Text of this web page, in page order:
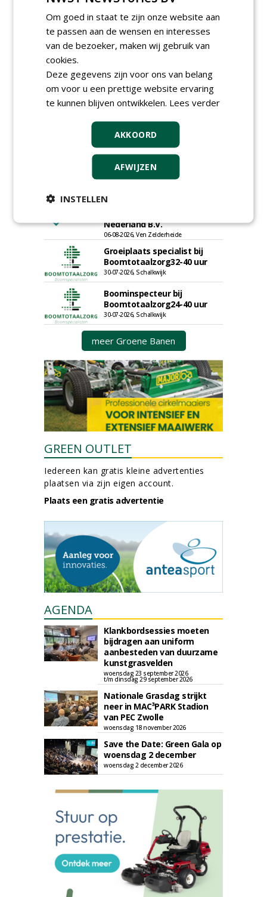
Kasmedewerker (fulltime) bij
DSV zaden Nederland B.V.
Realisatie
15-07-2026, Almere, Maastricht,
Oosterhout
Uitvoerder civiele techniek &
15-07-2026, Capelle a/d IJssel, Maastricht
Meewerkend Voorman
Sportvelden bij
Werkorganisatie BUCH
09-07-2026, Castricum en Uitgeest
magazijnmedewerker
Nederland B.V.
06-08-2026, Ven Zelderheide
Groeiplaats specialist bij
Boomtotaalzorg32-40 uur
30-07-2026, Schalkwijk
Boominspecteur bij
Boomtotaalzorg24-40 uur
30-07-2026, Schalkwijk
meer Groene Banen
GREEN OUTLET
Iedereen kan gratis kleine advertenties
plaatsen via zijn eigen account.
Plaats een gratis advertentie
AGENDA
Klankbordsessies moeten
bijdragen aan uniform
aanbesteden van duurzame
kunstgrasvelden
woensdag 23 september 2026
t/m dinsdag 29 september 2026
Nationale Grasdag strijkt
neer in MAC³PARK Stadion
van PEC Zwolle
woensdag 18 november 2026
Save the Date: Green Gala op
woensdag 2 december
woensdag 2 december 2026
Om goed in staat te zijn onze website aan
te passen aan de wensen en interesses
van de bezoeker, maken wij gebruik van
cookies.
Deze gegevens zijn voor ons van belang
om voor u een prettige website ervaring
te kunnen blijven ontwikkelen. Lees verder
AKKOORD
AFWIJZEN
INSTELLEN